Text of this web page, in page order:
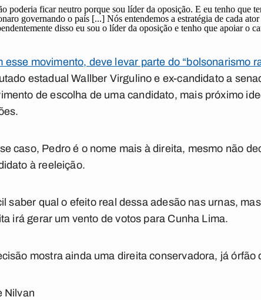
poderia ficar neutro porque sou líder da oposição. E eu tenho que
governando o país [...] Nós entendemos a estratégia de cada
disso eu sou o líder da oposição e tenho que apoiar o
esse movimento, deve levar parte do “bolsonarismo
estadual Wallber Virgulino e ex-candidato a
de escolha de uma candidato, mais próximo
caso, Pedro é o nome mais à direita, mesmo não
à reeleição.
saber qual o efeito real dessa adesão nas urnas,
irá gerar um vento de votos para Cunha Lima.
mostra ainda uma direita conservadora, já
Nilvan